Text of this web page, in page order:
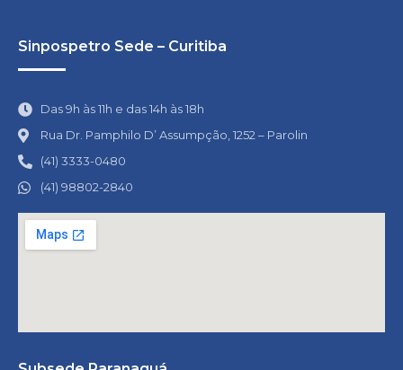
Sinpospetro Sede – Curitiba
Das 9h às 11h e das 14h às 18h
Rua Dr. Pamphilo D’ Assumpção, 1252 – Parolin
(41) 3333-0480
(41) 98802-2840